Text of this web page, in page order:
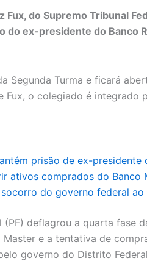
do Supremo Tribunal
ex-presidente do Banco
Segunda Turma e ficará
Fux, o colegiado é integrado
prisão de ex-presidente
ativos comprados do Banco
do governo federal ao
(PF) deflagrou a quarta fase
e a tentativa de
governo do Distrito